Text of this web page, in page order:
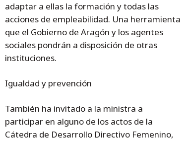
adaptar a ellas la formación y todas las
acciones de empleabilidad. Una herramienta
que el Gobierno de Aragón y los agentes
sociales pondrán a disposición de otras
instituciones.
Igualdad y prevención
También ha invitado a la ministra a
participar en alguno de los actos de la
Cátedra de Desarrollo Directivo Femenino,